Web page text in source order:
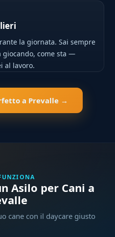
la giornata. Sai sempre
giocando, come sta —
al lavoro.
a Prevalle →
Asilo per Cani a
cane con il daycare giusto